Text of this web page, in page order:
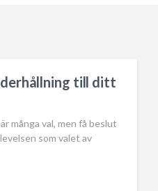
till ditt
många val, men få beslut
som valet av